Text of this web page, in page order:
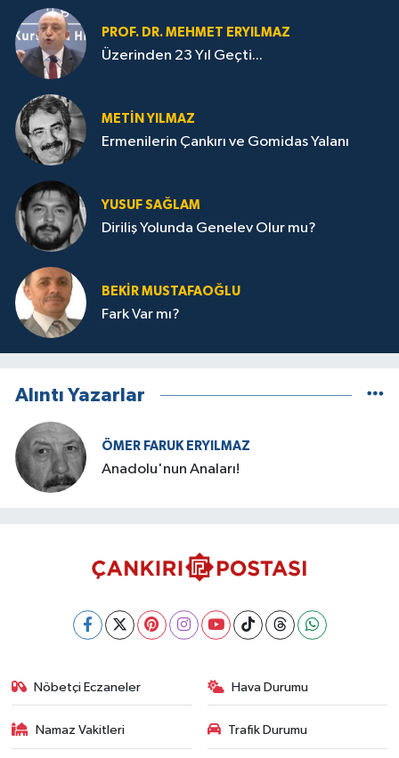
PROF. DR. MEHMET ERYILMAZ
Üzerinden 23 Yıl Geçti...
METIN YILMAZ
Ermenilerin Çankırı ve Gomidas Yalanı
YUSUF SAĞLAM
Diriliş Yolunda Genelev Olur mu?
BEKIR MUSTAFAOĞLU
Fark Var mı?
Alıntı Yazarlar
ÖMER FARUK ERYILMAZ
Anadolu'nun Anaları!
Nöbetçi Eczaneler Hava Durumu
Namaz Vakitleri Trafik Durumu